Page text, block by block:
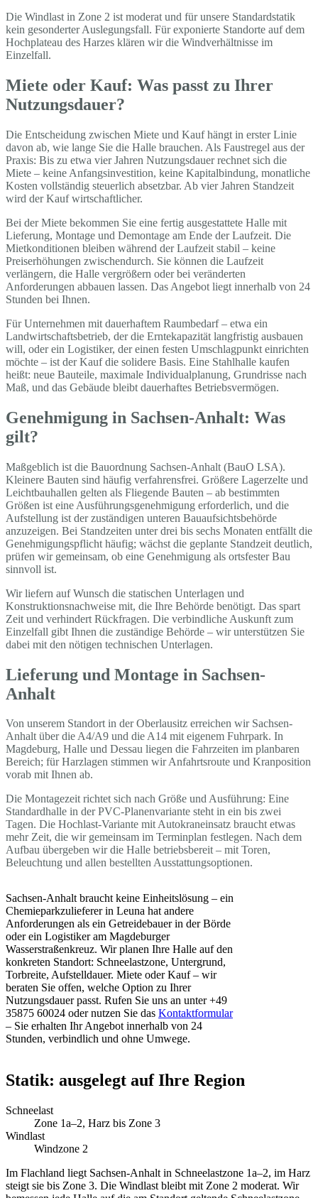
Die Windlast in Zone 2 ist moderat und für unsere Standardstatik
kein gesonderter Auslegungsfall. Für exponierte Standorte auf dem
Hochplateau des Harzes klären wir die Windverhältnisse im
Einzelfall.
Miete oder Kauf: Was passt zu Ihrer
Nutzungsdauer?
Die Entscheidung zwischen Miete und Kauf hängt in erster Linie
davon ab, wie lange Sie die Halle brauchen. Als Faustregel aus der
Praxis: Bis zu etwa vier Jahren Nutzungsdauer rechnet sich die
Miete – keine Anfangsinvestition, keine Kapitalbindung, monatliche
Kosten vollständig steuerlich absetzbar. Ab vier Jahren Standzeit
wird der Kauf wirtschaftlicher.
Bei der Miete bekommen Sie eine fertig ausgestattete Halle mit
Lieferung, Montage und Demontage am Ende der Laufzeit. Die
Mietkonditionen bleiben während der Laufzeit stabil – keine
Preiserhöhungen zwischendurch. Sie können die Laufzeit
verlängern, die Halle vergrößern oder bei veränderten
Anforderungen abbauen lassen. Das Angebot liegt innerhalb von 24
Stunden bei Ihnen.
Für Unternehmen mit dauerhaftem Raumbedarf – etwa ein
Landwirtschaftsbetrieb, der die Erntekapazität langfristig ausbauen
will, oder ein Logistiker, der einen festen Umschlagpunkt einrichten
möchte – ist der Kauf die solidere Basis. Eine Stahlhalle kaufen
heißt: neue Bauteile, maximale Individualplanung, Grundrisse nach
Maß, und das Gebäude bleibt dauerhaftes Betriebsvermögen.
Genehmigung in Sachsen-Anhalt: Was
gilt?
Maßgeblich ist die Bauordnung Sachsen-Anhalt (BauO LSA).
Kleinere Bauten sind häufig verfahrensfrei. Größere Lagerzelte und
Leichtbauhallen gelten als Fliegende Bauten – ab bestimmten
Größen ist eine Ausführungsgenehmigung erforderlich, und die
Aufstellung ist der zuständigen unteren Bauaufsichtsbehörde
anzuzeigen. Bei Standzeiten unter drei bis sechs Monaten entfällt die
Genehmigungspflicht häufig; wächst die geplante Standzeit deutlich,
prüfen wir gemeinsam, ob eine Genehmigung als ortsfester Bau
sinnvoll ist.
Wir liefern auf Wunsch die statischen Unterlagen und
Konstruktionsnachweise mit, die Ihre Behörde benötigt. Das spart
Zeit und verhindert Rückfragen. Die verbindliche Auskunft zum
Einzelfall gibt Ihnen die zuständige Behörde – wir unterstützen Sie
dabei mit den nötigen technischen Unterlagen.
Lieferung und Montage in Sachsen-
Anhalt
Von unserem Standort in der Oberlausitz erreichen wir Sachsen-
Anhalt über die A4/A9 und die A14 mit eigenem Fuhrpark. In
Magdeburg, Halle und Dessau liegen die Fahrzeiten im planbaren
Bereich; für Harzlagen stimmen wir Anfahrtsroute und Kranposition
vorab mit Ihnen ab.
Die Montagezeit richtet sich nach Größe und Ausführung: Eine
Standardhalle in der PVC-Planenvariante steht in ein bis zwei
Tagen. Die Hochlast-Variante mit Autokraneinsatz braucht etwas
mehr Zeit, die wir gemeinsam im Terminplan festlegen. Nach dem
Aufbau übergeben wir die Halle betriebsbereit – mit Toren,
Beleuchtung und allen bestellten Ausstattungsoptionen.
Sachsen-Anhalt braucht keine Einheitslösung – ein
Chemieparkzulieferer in Leuna hat andere
Anforderungen als ein Getreidebauer in der Börde
oder ein Logistiker am Magdeburger
Wasserstraßenkreuz. Wir planen Ihre Halle auf den
konkreten Standort: Schneelastzone, Untergrund,
Torbreite, Aufstelldauer. Miete oder Kauf – wir
beraten Sie offen, welche Option zu Ihrer
Nutzungsdauer passt. Rufen Sie uns an unter +49
35875 60024 oder nutzen Sie das Kontaktformular
– Sie erhalten Ihr Angebot innerhalb von 24
Stunden, verbindlich und ohne Umwege.
Statik: ausgelegt auf Ihre Region
Schneelast
Zone 1a–2, Harz bis Zone 3
Windlast
Windzone 2
Im Flachland liegt Sachsen-Anhalt in Schneelastzone 1a–2, im Harz
steigt sie bis Zone 3. Die Windlast bleibt mit Zone 2 moderat. Wir